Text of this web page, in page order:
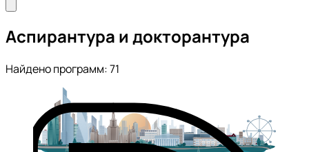
Аспирантура и докторантура
Найдено программ: 71